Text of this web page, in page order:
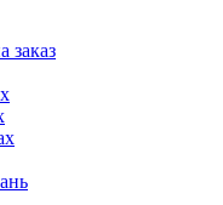
заказ